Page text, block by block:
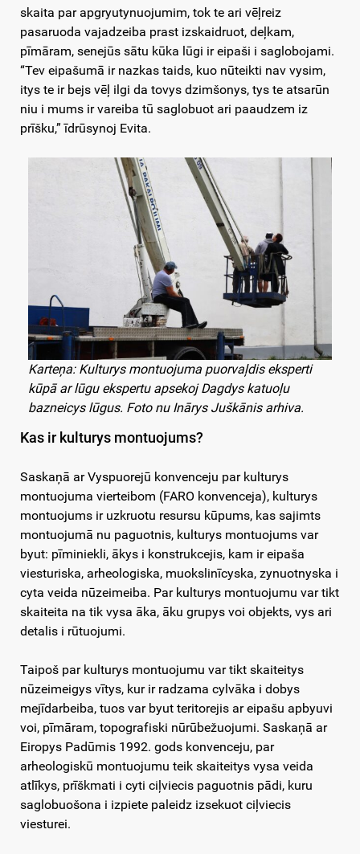
skaita par apgryutynuojumim, tok te ari vēļreiz
pasaruoda vajadzeiba prast izskaidruot, deļkam,
pīmāram, senejūs sātu kūka lūgi ir eipaši i saglobojami.
“Tev eipašumā ir nazkas taids, kuo nūteikti nav vysim,
itys te ir bejs vēļ ilgi da tovys dzimšonys, tys te atsarūn
niu i mums ir vareiba tū saglobuot ari paaudzem iz
prīšku,” īdrūsynoj Evita.
Karteņa: Kulturys montuojuma puorvaļdis eksperti
kūpā ar lūgu ekspertu apsekoj Dagdys katuoļu
bazneicys lūgus. Foto nu Inārys Juškānis arhiva.
Kas ir kulturys montuojums?
Saskaņā ar Vyspuorejū konvenceju par kulturys
montuojuma vierteibom (FARO konvenceja), kulturys
montuojums ir uzkruotu resursu kūpums, kas sajimts
montuojumā nu paguotnis, kulturys montuojums var
byut: pīminiekli, ākys i konstrukcejis, kam ir eipaša
viesturiska, arheologiska, muokslinīcyska, zynuotnyska i
cyta veida nūzeimeiba. Par kulturys montuojumu var tikt
skaiteita na tik vysa āka, āku grupys voi objekts, vys ari
detalis i rūtuojumi.
Taipoš par kulturys montuojumu var tikt skaiteitys
nūzeimeigys vītys, kur ir radzama cylvāka i dobys
mejīdarbeiba, tuos var byut teritorejis ar eipašu apbyuvi
voi, pīmāram, topografiski nūrūbežuojumi. Saskaņā ar
Eiropys Padūmis 1992. gods konvenceju, par
arheologiskū montuojumu teik skaiteitys vysa veida
atlīkys, prīškmati i cyti ciļviecis paguotnis pādi, kuru
saglobuošona i izpiete paleidz izsekuot ciļviecis
viesturei.